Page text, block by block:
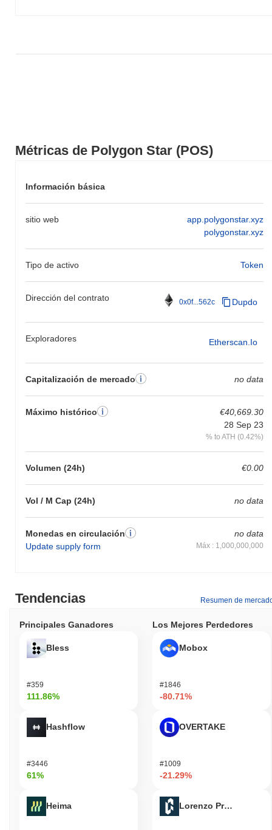
Métricas de Polygon Star (POS)
Información básica
sitio web
app.polygonstar.xyz
polygonstar.xyz
Tipo de activo Token
Dirección del contrato 0x0f...562c Dupdo
Exploradores Etherscan.io
Capitalización de mercado no data
Máximo histórico
€40,669.30
28 Sep 23
% to ATH (0.42%)
Volumen (24h) €0.00
Vol / M Cap (24h) no data
Monedas en circulación
Update supply form
no data
Máx : 1,000,000,000
Tendencias Resumen de
Principales Ganadores
Bless
#359
111.86%
Hashflow
#3446
61%
Heima
Los Mejores Perdedores
Mobox
#1846
-80.71%
OVERTAKE
#1009
-21.29%
Lorenzo Protocol